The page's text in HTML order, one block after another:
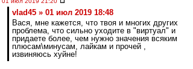
vlad45 » 01 июл 2019 18:48
Вася, мне кажется, что твоя и многих других
проблема, что сильно уходите в "виртуал" и
придаете более, чем нужно значения всяким
плюсам\минусам, лайкам и прочей ,
извиняюсь хуйне!